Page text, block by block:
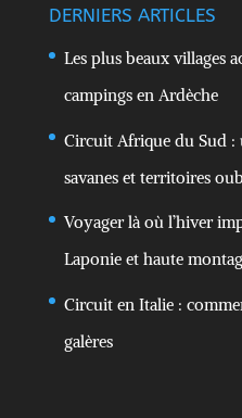
DERNIERS ARTICLES
Les plus beaux villages
campings en Ardèche
Circuit Afrique du Sud :
savanes et territoires
Voyager là où l’hiver
Laponie et haute
Circuit en Italie :
galères